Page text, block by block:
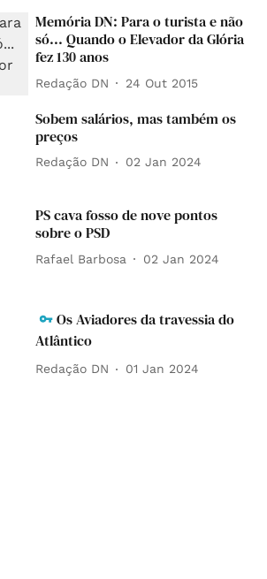
Memória DN: Para o turista e não
só... Quando o Elevador da Glória
fez 130 anos
Redação DN 24 Out 2015
Sobem salários, mas também os
preços
Redação DN 02 Jan 2024
PS cava fosso de nove pontos
sobre o PSD
Rafael Barbosa 02 Jan 2024
Os Aviadores da travessia do
Atlântico
Redação DN 01 Jan 2024